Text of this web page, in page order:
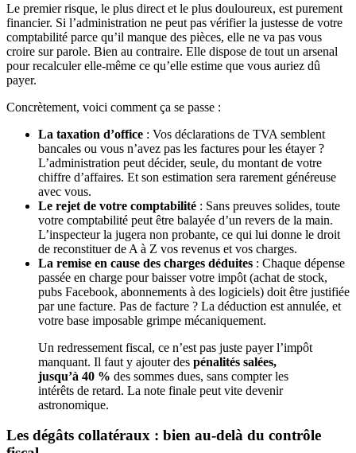
Le premier risque, le plus direct et le plus douloureux, est purement
financier. Si l’administration ne peut pas vérifier la justesse de votre
comptabilité parce qu’il manque des pièces, elle ne va pas vous
croire sur parole. Bien au contraire. Elle dispose de tout un arsenal
pour recalculer elle-même ce qu’elle estime que vous auriez dû
payer.
Concrètement, voici comment ça se passe :
La taxation d’office : Vos déclarations de TVA semblent
bancales ou vous n’avez pas les factures pour les étayer ?
L’administration peut décider, seule, du montant de votre
chiffre d’affaires. Et son estimation sera rarement généreuse
avec vous.
Le rejet de votre comptabilité : Sans preuves solides, toute
votre comptabilité peut être balayée d’un revers de la main.
L’inspecteur la jugera non probante, ce qui lui donne le droit
de reconstituer de A à Z vos revenus et vos charges.
La remise en cause des charges déduites : Chaque dépense
passée en charge pour baisser votre impôt (achat de stock,
pubs Facebook, abonnements à des logiciels) doit être justifiée
par une facture. Pas de facture ? La déduction est annulée, et
votre base imposable grimpe mécaniquement.
Un redressement fiscal, ce n’est pas juste payer l’impôt
manquant. Il faut y ajouter des pénalités salées,
jusqu’à 40 % des sommes dues, sans compter les
intérêts de retard. La note finale peut vite devenir
astronomique.
Les dégâts collatéraux : bien au-delà du contrôle